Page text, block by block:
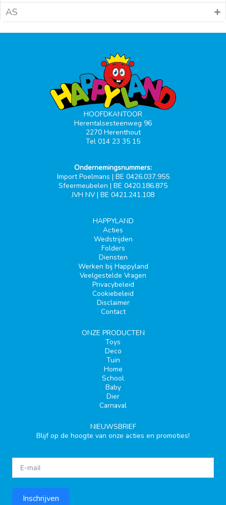
AS
HOOFDKANTOOR
Herentalsesteenweg 96
2270 Herenthout
Tel 014 23 35 15
Ondernemingsnummers:
Import Poelmans | BE 0426.037.955
Sfeermeubelen | BE 0420.186.875
JVH NV | BE 0421.241.108
HAPPYLAND
Acties
Wedstrijden
Folders
Diensten
Werken bij Happyland
Veelgestelde Vragen
Privacybeleid
Cookiebeleid
Disclaimer
Contact
ONZE PRODUCTEN
Toys
Deco
Tuin
Home
School
Baby
Dier
Carnaval
NIEUWSBRIEF
Blijf op de hoogte van onze acties en promoties!
Inschrijven